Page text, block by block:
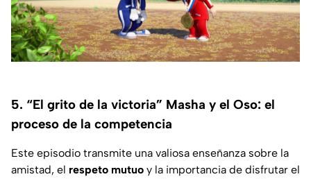
5. “El grito de la victoria” Masha y el Oso: el
proceso de la competencia
Este episodio transmite una valiosa enseñanza sobre la
amistad, el respeto mutuo y la importancia de disfrutar el